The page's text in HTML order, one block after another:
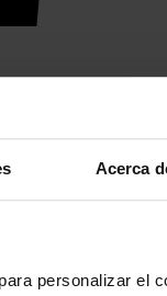
Acerca
personalizar el